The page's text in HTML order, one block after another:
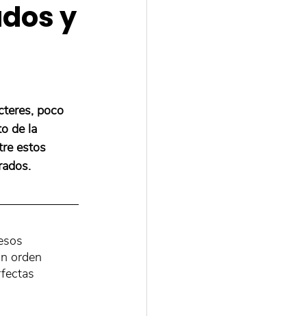
y
poco
de la
estos
orden